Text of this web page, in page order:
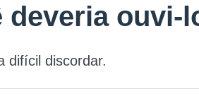
deveria ouvi-
difícil discordar.